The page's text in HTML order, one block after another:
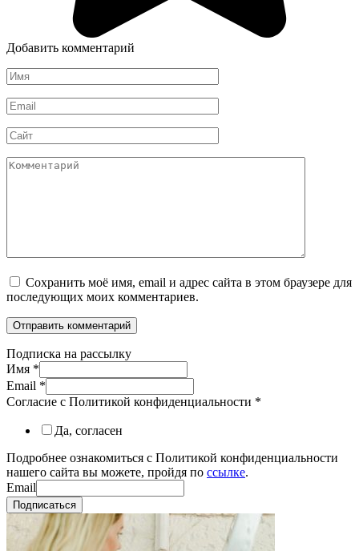
Добавить комментарий
Имя
*
Email
*
Сайт
Комментарий
Сохранить моё имя, email и адрес сайта в этом браузере для
последующих моих комментариев.
Подписка на рассылку
Имя *
Email *
Согласие с Политикой конфиденциальности *
Да, согласен
Подробнее ознакомиться с Политикой конфиденциальности
нашего сайта вы можете, пройдя по ссылке.
Email
Подписаться